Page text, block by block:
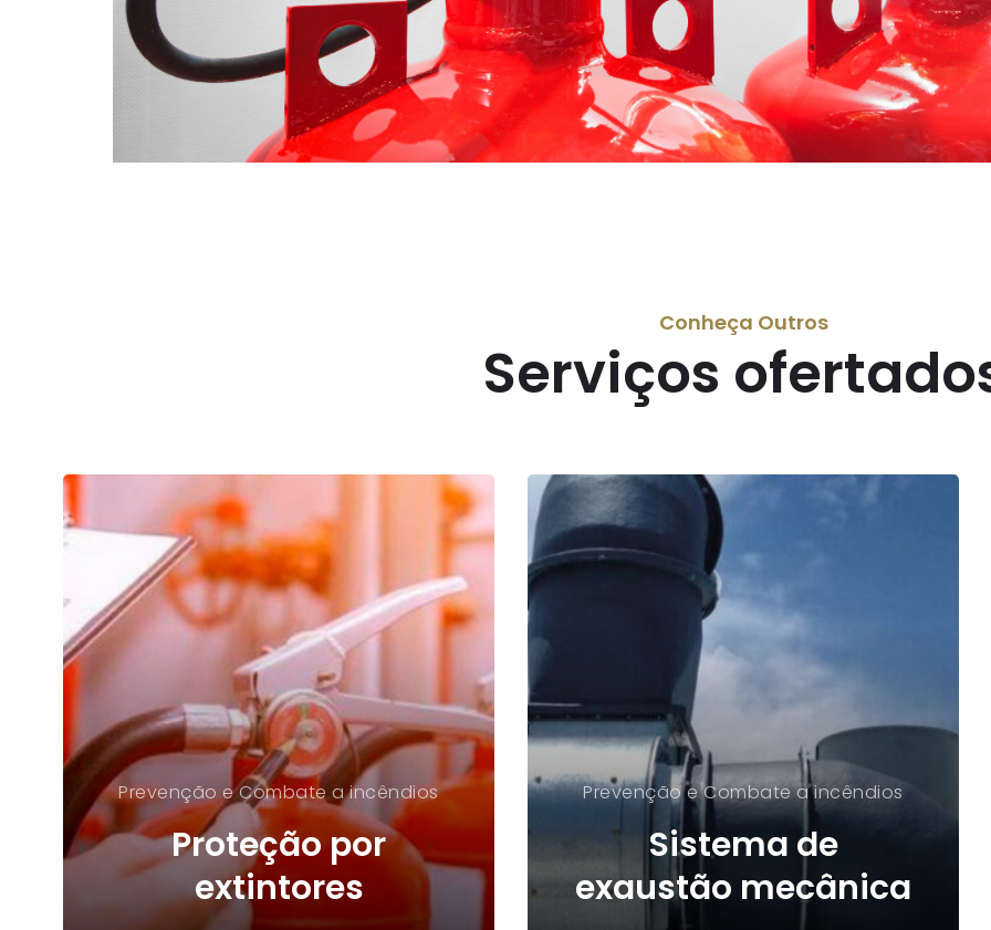
Conheça Outros
Serviços
Prevenção e Combate a incêndios
Proteção por
extintores
Prevenção e Combate a incêndios
Sistema de
exaustão mecânica